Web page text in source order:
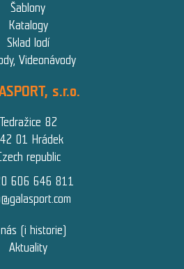
Šablony
Katalogy
Sklad lodí
Videonávody
s.r.o.
Tedražice 82
01 Hrádek
republic
606 646 811
(i historie)
Aktuality